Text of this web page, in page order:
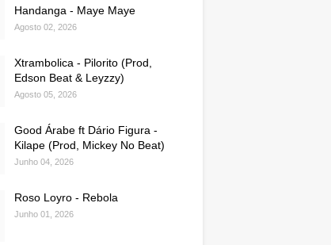
Handanga - Maye Maye
Agosto 02, 2026
Xtrambolica - Pilorito (Prod,
Edson Beat & Leyzzy)
Agosto 05, 2026
Good Árabe ft Dário Figura -
Kilape (Prod, Mickey No Beat)
Junho 04, 2026
Roso Loyro - Rebola
Junho 01, 2026